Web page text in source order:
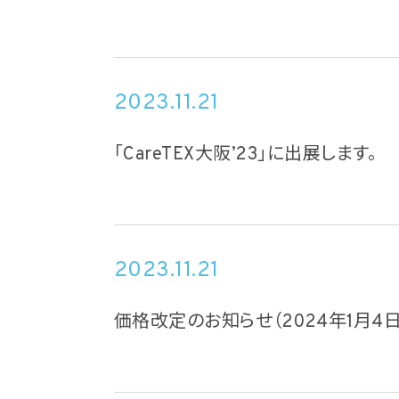
2023.11.21
「CareTEX大阪’23」に出展します。
2023.11.21
価格改定のお知らせ（2024年1月4